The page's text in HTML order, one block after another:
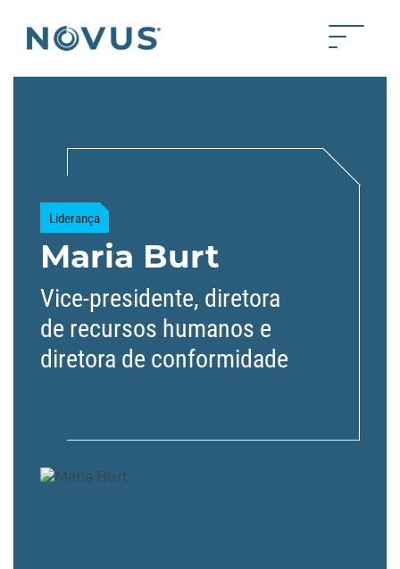
Back to home Toggle
Liderança
Maria Burt
Vice-presidente, diretora
de recursos humanos e
diretora de conformidade